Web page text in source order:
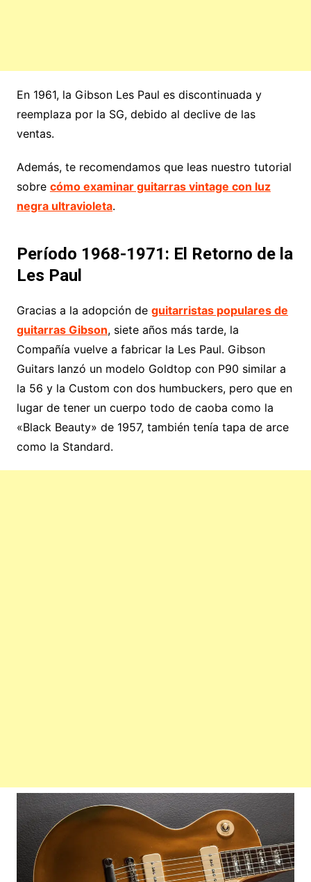
En 1961, la Gibson Les Paul es discontinuada y
reemplaza por la SG, debido al declive de las
ventas.
Además, te recomendamos que leas nuestro tutorial
sobre cómo examinar guitarras vintage con luz
negra ultravioleta.
Período 1968-1971: El Retorno de la
Les Paul
Gracias a la adopción de guitarristas populares de
guitarras Gibson, siete años más tarde, la
Compañía vuelve a fabricar la Les Paul. Gibson
Guitars lanzó un modelo Goldtop con P90 similar a
la 56 y la Custom con dos humbuckers, pero que en
lugar de tener un cuerpo todo de caoba como la
«Black Beauty» de 1957, también tenía tapa de arce
como la Standard.